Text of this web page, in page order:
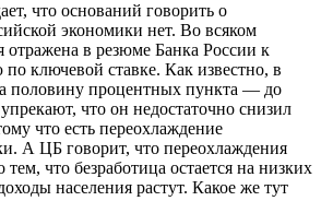
что оснований говорить о
экономики нет. Во всяком
отражена в резюме Банка России к
ключевой ставке. Как известно, в
половину процентных пункта — до
что он недостаточно снизил
что есть переохлаждение
А ЦБ говорит, что переохлаждения
тем, что безработица остается на низких
населения растут. Какое же тут